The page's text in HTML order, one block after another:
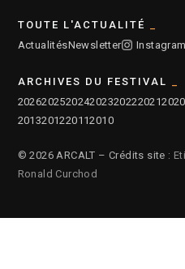
TOUTE L'ACTUALITÉ
ActualitésNewsletter Instagram
ARCHIVES DU FESTIVAL
2026202520242023202220212020
2013201220112010
© 2026 ARCALT – Crédits site :
Ronald Curchod